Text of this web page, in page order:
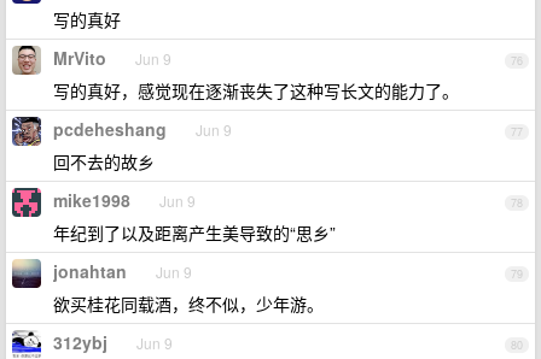
写的真好
76
MrVito Jun 9
写的真好，感觉现在逐渐丧失了这种写长文的能力了。
77
pcdeheshang Jun 9
回不去的故乡
78
mike1998 Jun 9
年纪到了以及距离产生美导致的“思乡”
79
jonahtan Jun 9
欲买桂花同载酒，终不似，少年游。
80
312ybj Jun 9